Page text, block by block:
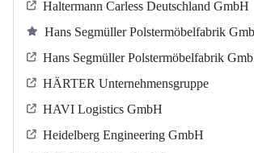
Haltermann Carless Deutschland GmbH
Hans Segmüller Polstermöbelfabrik
Hans Segmüller Polstermöbelfabrik
HÄRTER Unternehmensgruppe
HAVI Logistics GmbH
Heidelberg Engineering GmbH